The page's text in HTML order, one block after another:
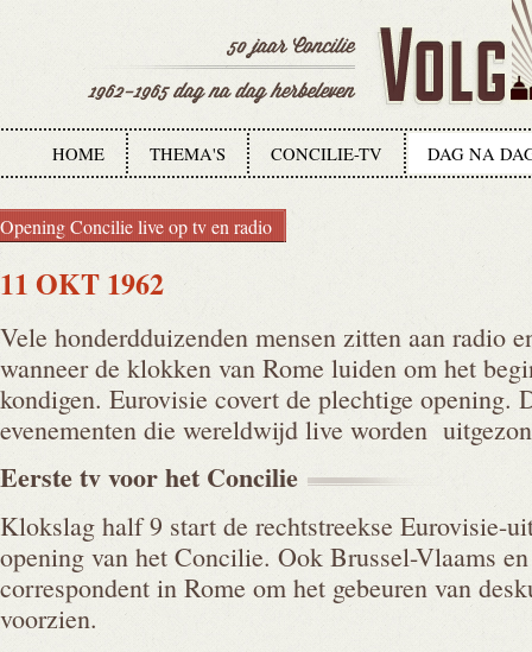
HOME THEMA'S CONCILIE-TV DAG NA
Opening Concilie live op tv en radio
11 OKT 1962
Vele honderdduizenden mensen zitten aan radio
wanneer de klokken van Rome luiden om het
kondigen. Eurovisie covert de plechtige opening.
evenementen die wereldwijd live worden
Eerste tv voor het Concilie
Klokslag half 9 start de rechtstreekse Eurovisie-
opening van het Concilie. Ook Brussel-Vlaams
correspondent in Rome om het gebeuren van
voorzien.